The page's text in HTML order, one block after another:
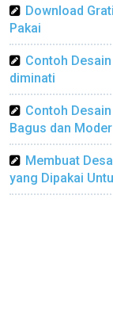
Download
Pakai
Contoh
diminati
Contoh
Bagus dan
Membuat
yang Dipakai